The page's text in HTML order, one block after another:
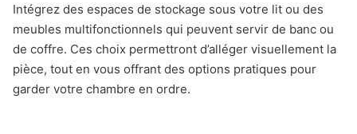
Intégrez des espaces de stockage sous votre lit ou des
meubles multifonctionnels qui peuvent servir de banc ou
de coffre. Ces choix permettront d’alléger visuellement la
pièce, tout en vous offrant des options pratiques pour
garder votre chambre en ordre.